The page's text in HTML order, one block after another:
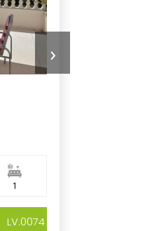
1
LV.0074
›